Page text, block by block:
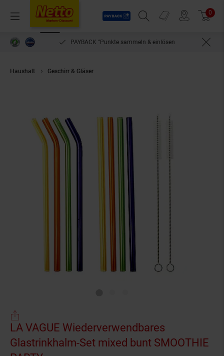
Menü
Payback
Suchfeld einblenden
Prospekte 0
PAYBACK °Punkte sammeln & einlösen
Haushalt Geschirr & Gläser
LA VAGUE Wiederverwendbares
Glastrinkhalm-Set mixed bunt SMOOTHIE